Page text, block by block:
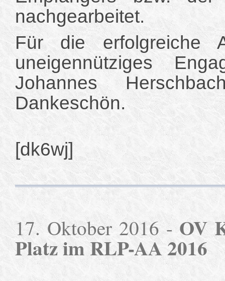
nachgearbeitet.
Für die erfolgreiche
uneigennütziges
Johannes
Dankeschön.
[dk6wj]
17. Oktober 2016 -OV
Platz im RLP-AA 2016